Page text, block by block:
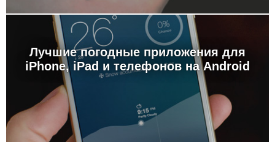
Лучшие погодные приложения для
iPhone, iPad и телефонов на Android